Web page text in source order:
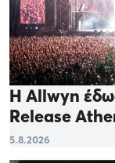
Η Allwyn
Release
5.8.2026